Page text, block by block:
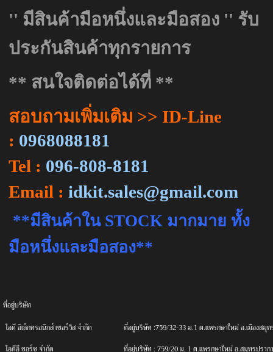
'' มีสินค้ามือหนึ่งและมือสอง '' รับ
ประกันสินค้าทุกรายการ
** สนใจติดต่อได้ที่ **
สอบถามเพิ่มเติม >> ID-Line
: 0968088181
Tel : 096-808-8181
Email : idkit.sales@gmail.com
**มีสินค้าในSTOCK มากมาย ทั้ง
มือหนึ่งและมือสอง**
ที่อยู่บริษัท
ไอดีอิเล็กทรอนิกส์ เซอร์วิส จํากัด
ที่อยู่บริษัท :759/32-33 ม.1 ต.แพรกษาใหม่ อ.เมืองสมุ
ไอดีอีซอร์ซ จํากัด ที่อยู่บริษัท : 759/20 ม. 1 ต.แพรกษาใหม่ อ.สมุทรปรา